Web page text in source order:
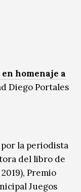
homenaje a
Diego Portales
la periodista
del libro de
Premio
Juegos